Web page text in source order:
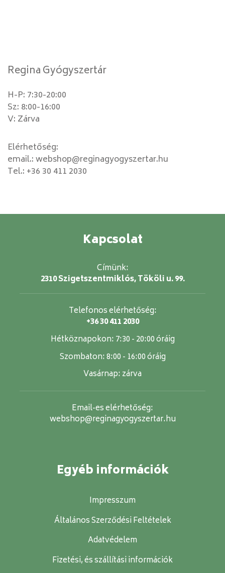
Regina Gyógyszertár
H-P: 7:30-20:00
Sz: 8:00-16:00
V: Zárva
Elérhetőség:
email.:webshop@reginagyogyszertar.hu
Tel.: +36 30 411 2030
Kapcsolat
Címünk:
2310 Szigetszentmiklós, Tököli u. 99.
Telefonos elérhetőség:
+36 30 411 2030
Hétköznapokon: 7:30 - 20:00 óráig
Szombaton:8:00 - 16:00 óráig
Vasárnap: zárva
Email-es elérhetőség:
webshop@reginagyogyszertar.hu
Egyéb információk
Impresszum
Általános Szerződési Feltételek
Adatvédelem
Fizetési, és szállítási információk